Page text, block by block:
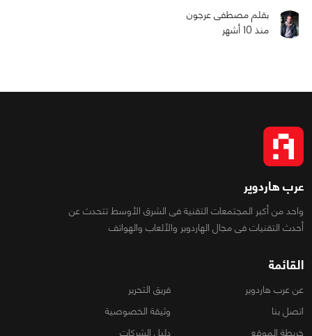
بقلم مصطفى عرجون
منذ 10 أشهر
عرب هاردوير
واحد من أكبر المجتمعات التقنية فى الشرق الأوسط تتحدث عن
أحدث التقنيات فى مجال الهاردوير والألعاب والهواتف
القائمة
عن عرب هاردوير
فريق التحرير
اتصل بنا
وثيقة الخصوصية
خريطة الموقع
دليل الشركات